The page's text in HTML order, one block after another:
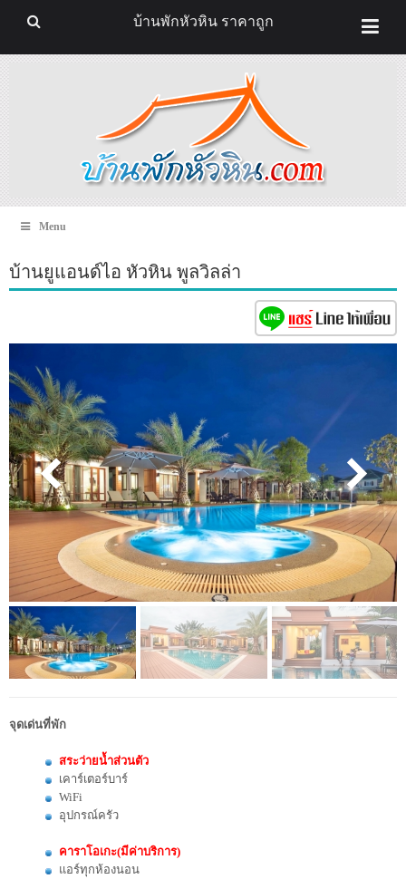
Menu
บ้านยูแอนด์ไอ หัวหิน พูลวิลล่า
จุดเด่นที่พัก
สระว่ายน้ำส่วนตัว
เคาร์เตอร์บาร์
WiFi
อุปกรณ์ครัว
คาราโอเกะ(มีค่าบริการ)
แอร์ทุกห้องนอน
บ้านพักหัวหิน ราคาถูก